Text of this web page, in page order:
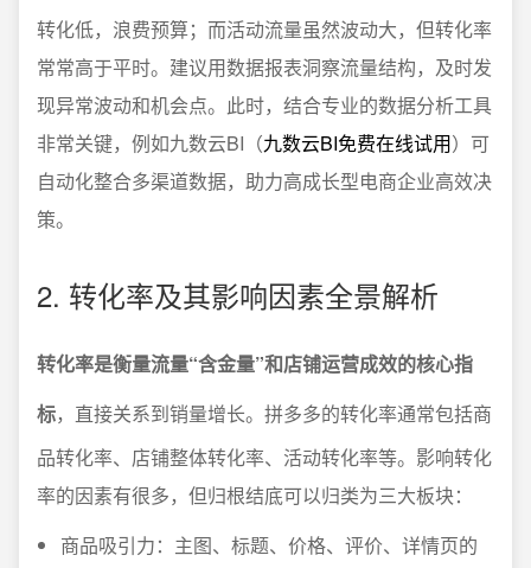
转化低，浪费预算；而活动流量虽然波动大，但转化率
常常高于平时。建议用数据报表洞察流量结构，及时发
现异常波动和机会点。此时，结合专业的数据分析工具
非常关键，例如九数云BI（九数云BI免费在线试用）可
自动化整合多渠道数据，助力高成长型电商企业高效决
策。
2. 转化率及其影响因素全景解析
转化率是衡量流量“含金量”和店铺运营成效的核心指
标，直接关系到销量增长。拼多多的转化率通常包括商
品转化率、店铺整体转化率、活动转化率等。影响转化
率的因素有很多，但归根结底可以归类为三大板块：
商品吸引力：主图、标题、价格、评价、详情页的